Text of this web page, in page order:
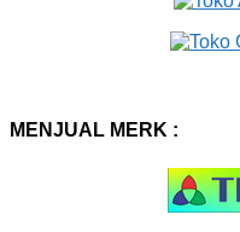
MENJUAL MERK :